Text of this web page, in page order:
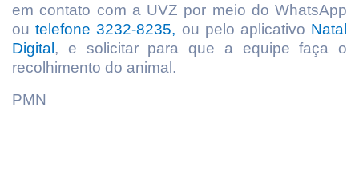
em contato com a UVZ por meio do WhatsApp
outelefone 3232-8235, ou pelo aplicativo Natal
Digital , e solicitar para que a equipe faça o
recolhimento do animal.
PMN